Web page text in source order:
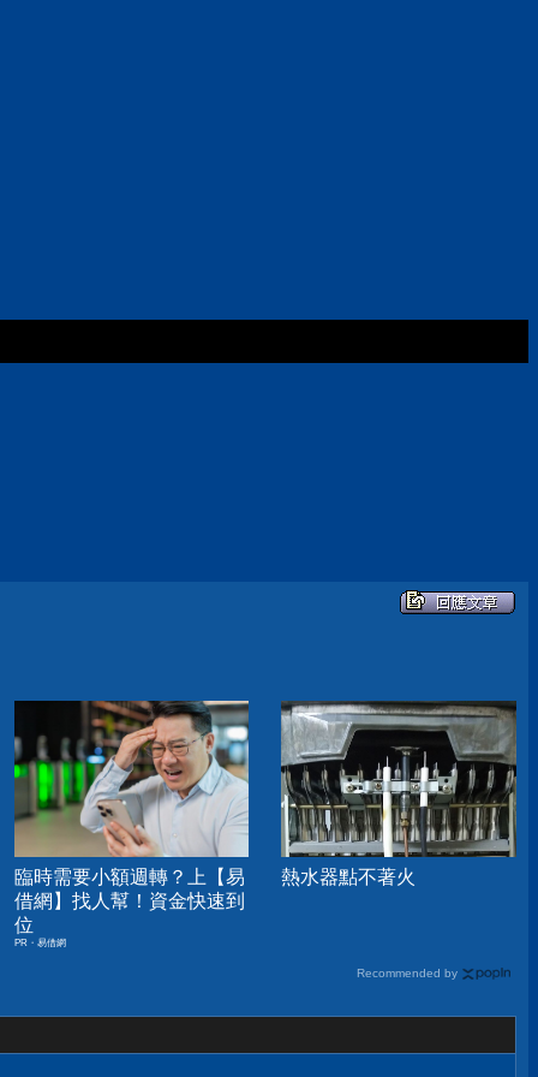
臨時需要小額週轉？上【易
借網】找人幫！資金快速到
位
PR・易借網
熱水器點不著火
Recommended by